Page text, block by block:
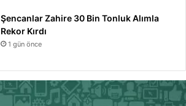
Şencanlar Zahire 30 Bin Tonluk Alımla
Rekor Kırdı
1 gün önce